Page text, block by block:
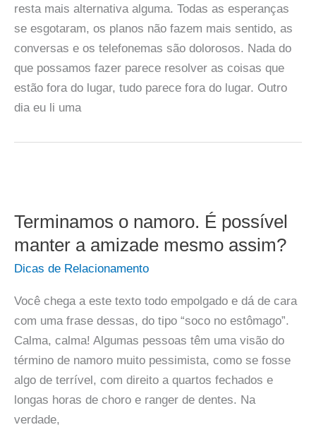
resta mais alternativa alguma. Todas as esperanças
se esgotaram, os planos não fazem mais sentido, as
conversas e os telefonemas são dolorosos. Nada do
que possamos fazer parece resolver as coisas que
estão fora do lugar, tudo parece fora do lugar. Outro
dia eu li uma
Terminamos o namoro. É possível
manter a amizade mesmo assim?
Dicas de Relacionamento
Você chega a este texto todo empolgado e dá de cara
com uma frase dessas, do tipo “soco no estômago”.
Calma, calma! Algumas pessoas têm uma visão do
término de namoro muito pessimista, como se fosse
algo de terrível, com direito a quartos fechados e
longas horas de choro e ranger de dentes. Na
verdade,